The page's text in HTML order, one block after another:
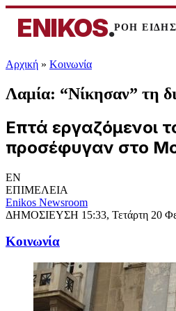
ENIKOS.ΡΟΗ
Αρχική » Κοινωνία
Λαμία: “Νίκησαν” τη
Επτά εργαζόμενοι
προσέφυγαν στο
EN
ΕΠΙΜΕΛΕΙΑ
Enikos Newsroom
ΔΗΜΟΣΙΕΥΣΗ 15:33, Τετάρτη 20
Κοινωνία